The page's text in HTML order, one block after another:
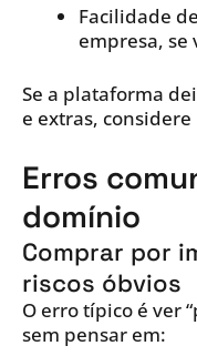
Facilidade
empresa, se
Se a plataforma
e extras,
Erros
domínio
Comprar por
riscos óbvios
O erro típico é ver
sem pensar em: